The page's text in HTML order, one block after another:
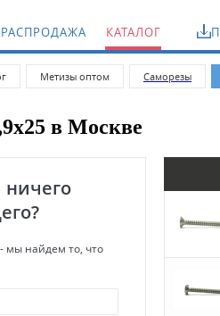
РАСПРОДАЖА КАТАЛОГ
Метизы оптом Саморeзы
в Москве
мы найдем то, что